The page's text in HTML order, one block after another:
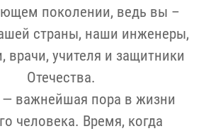
поколении, ведь вы –
страны, наши инженеры,
врачи, учителя и защитники
Отечества.
— важнейшая пора в жизни
человека. Время, когда